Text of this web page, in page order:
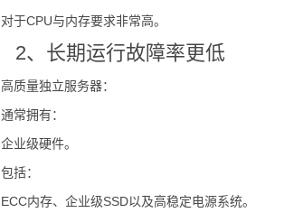
对于CPU与内存要求非常高。
2、长期运行故障率更低
高质量独立服务器：
通常拥有：
企业级硬件。
包括：
ECC内存、企业级SSD以及高稳定电源系统。